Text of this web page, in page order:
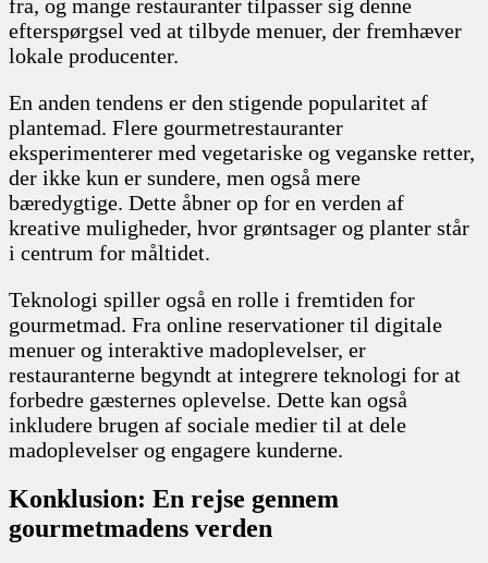
fra, og mange restauranter tilpasser sig denne
efterspørgsel ved at tilbyde menuer, der fremhæver
lokale producenter.
En anden tendens er den stigende popularitet af
plantemad. Flere gourmetrestauranter
eksperimenterer med vegetariske og veganske retter,
der ikke kun er sundere, men også mere
bæredygtige. Dette åbner op for en verden af
kreative muligheder, hvor grøntsager og planter står
i centrum for måltidet.
Teknologi spiller også en rolle i fremtiden for
gourmetmad. Fra online reservationer til digitale
menuer og interaktive madoplevelser, er
restauranterne begyndt at integrere teknologi for at
forbedre gæsternes oplevelse. Dette kan også
inkludere brugen af sociale medier til at dele
madoplevelser og engagere kunderne.
Konklusion: En rejse gennem
gourmetmadens verden